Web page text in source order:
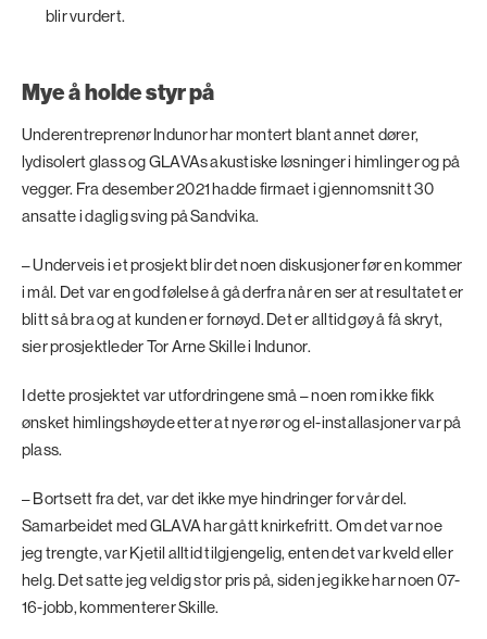
blir vurdert.
Mye å holde styr på
Underentreprenør Indunor har montert blant annet dører,
lydisolert glass og GLAVAs akustiske løsninger i himlinger og på
vegger. Fra desember 2021 hadde firmaet i gjennomsnitt 30
ansatte i daglig sving på Sandvika.
– Underveis i et prosjekt blir det noen diskusjoner før en kommer
i mål. Det var en god følelse å gå derfra når en ser at resultatet er
blitt så bra og at kunden er fornøyd. Det er alltid gøy å få skryt,
sier prosjektleder Tor Arne Skille i Indunor.
I dette prosjektet var utfordringene små – noen rom ikke fikk
ønsket himlingshøyde etter at nye rør og el-installasjoner var på
plass.
– Bortsett fra det, var det ikke mye hindringer for vår del.
Samarbeidet med GLAVA har gått knirkefritt. Om det var noe
jeg trengte, var Kjetil alltid tilgjengelig, enten det var kveld eller
helg. Det satte jeg veldig stor pris på, siden jeg ikke har noen 07-
16-jobb, kommenterer Skille.